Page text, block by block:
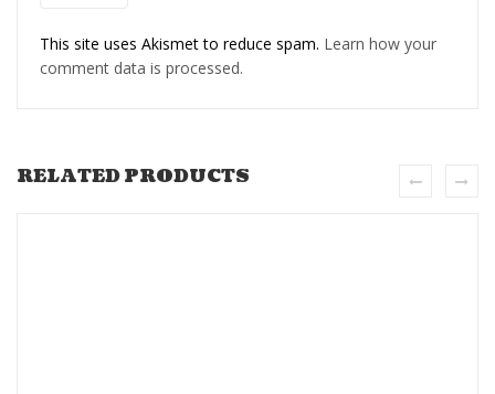
This site uses Akismet to reduce spam. Learn how your
comment data is processed.
RELATED PRODUCTS